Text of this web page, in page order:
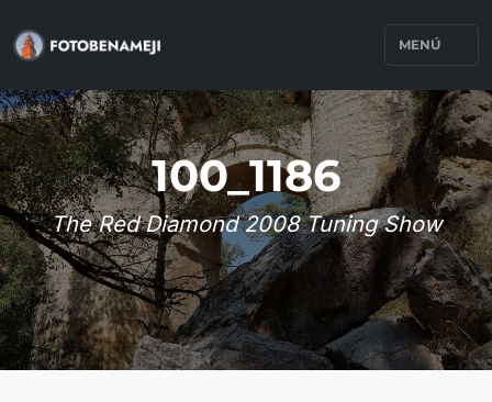
MENÚ
100_1186
The Red Diamond 2008 Tuning Show